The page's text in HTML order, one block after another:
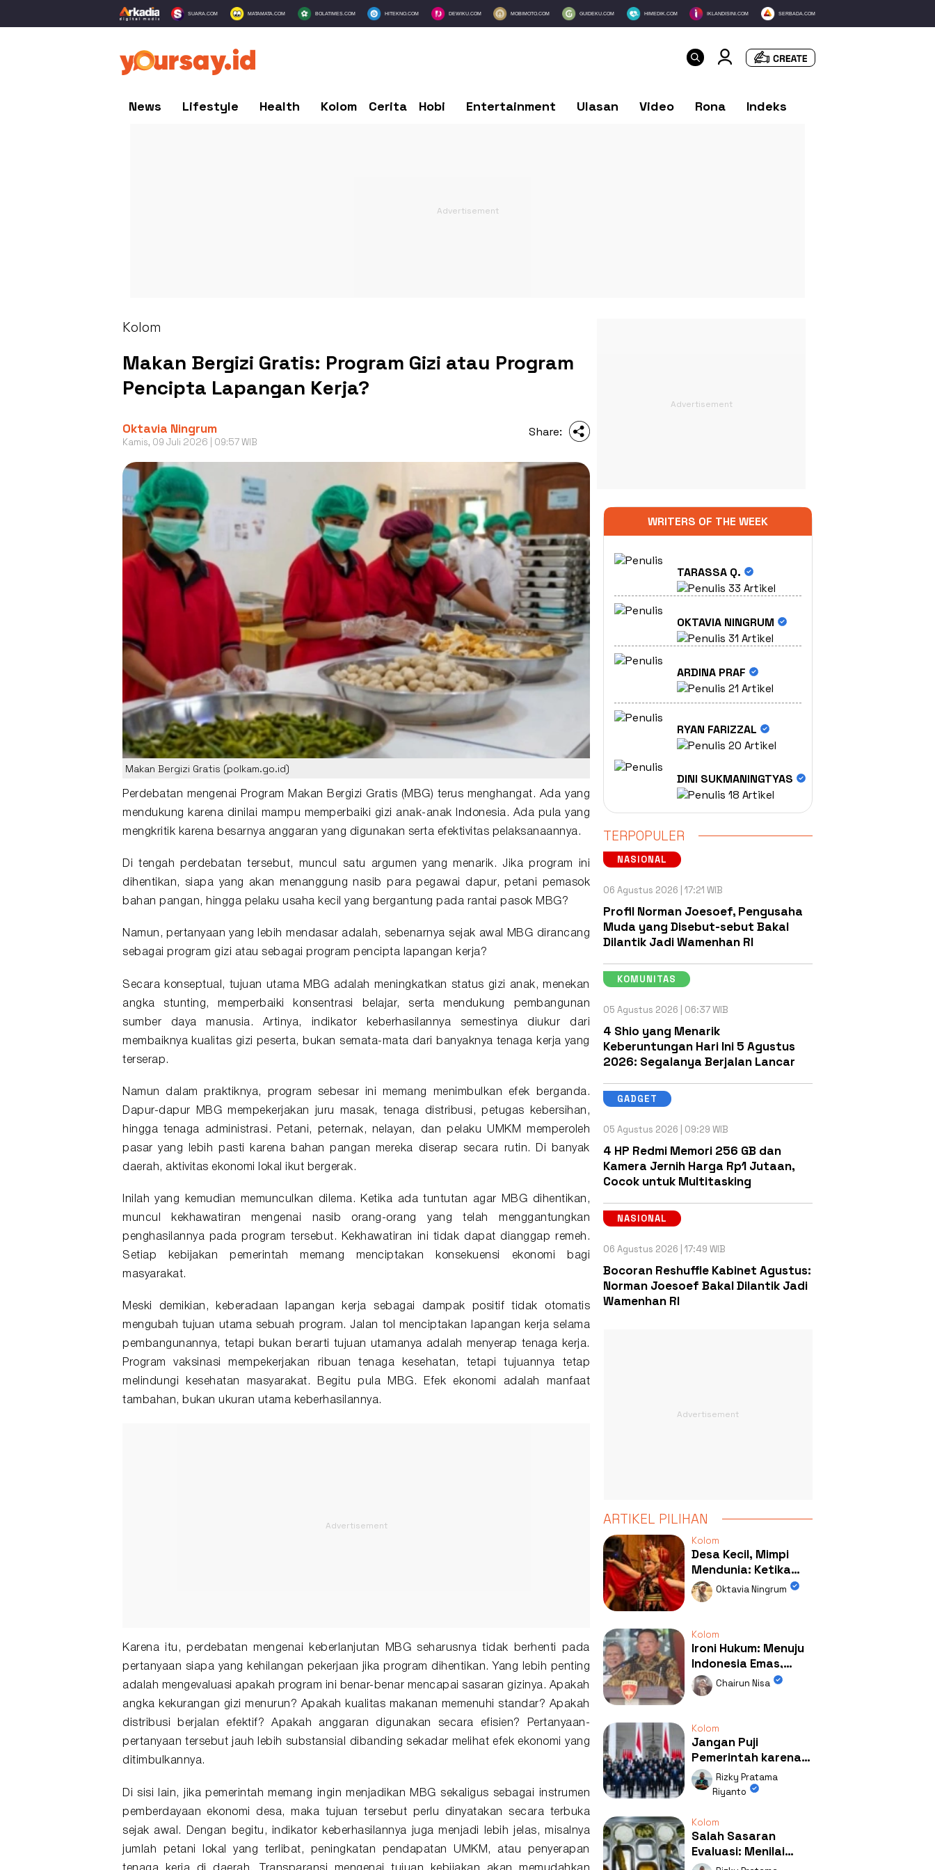
SUARA.COM MATAMATA.COM BOLATIMES.COM HITEKNO.COM DEWIKU.COM MOBIMOTO.COM GUIDEKU.COM HIMEDIK.COM IKLANDISINI.COM SERBADA.COM
News Lifestyle Health Kolom Cerita Hobi Entertainment Ulasan Video Rona Indeks
Kolom
Makan Bergizi Gratis: Program Gizi atau Program
Pencipta Lapangan Kerja?
Oktavia Ningrum
Kamis, 09 Juli 2026 | 09:57 WIB
Share:
Makan Bergizi Gratis (polkam.go.id)
Perdebatan mengenai Program Makan Bergizi Gratis ( MBG) terus menghangat. Ada yang
mendukung karena dinilai mampu memperbaiki
gizi
anak-anak Indonesia. Ada pula yang
mengkritik karena besarnya anggaran yang digunakan serta efektivitas pelaksanaannya.
Di tengah perdebatan tersebut, muncul satu argumen yang menarik. Jika program ini
dihentikan, siapa yang akan menanggung nasib para pegawai dapur, petani pemasok
bahan pangan, hingga pelaku usaha kecil yang bergantung pada rantai pasok MBG?
Namun, pertanyaan yang lebih mendasar adalah, sebenarnya sejak awal MBG dirancang
sebagai program gizi atau sebagai program pencipta
lapangan kerja?
Secara konseptual, tujuan utama MBG adalah meningkatkan status gizi anak, menekan
angka stunting, memperbaiki konsentrasi belajar, serta mendukung pembangunan
sumber daya manusia. Artinya, indikator keberhasilannya semestinya diukur dari
membaiknya kualitas gizi peserta, bukan semata-mata dari banyaknya tenaga kerja yang
terserap.
Namun dalam praktiknya, program sebesar ini memang menimbulkan efek berganda.
Dapur-dapur MBG mempekerjakan juru masak, tenaga distribusi, petugas kebersihan,
hingga tenaga administrasi. Petani, peternak, nelayan, dan pelaku UMKM memperoleh
pasar yang lebih pasti karena bahan pangan mereka diserap secara rutin. Di banyak
daerah, aktivitas ekonomi lokal ikut bergerak.
Inilah yang kemudian memunculkan dilema. Ketika ada tuntutan agar MBG dihentikan,
muncul kekhawatiran mengenai nasib orang-orang yang telah menggantungkan
penghasilannya pada program tersebut. Kekhawatiran ini tidak dapat dianggap remeh.
Setiap kebijakan pemerintah memang menciptakan konsekuensi ekonomi bagi
masyarakat.
Meski demikian, keberadaan lapangan kerja sebagai dampak positif tidak otomatis
mengubah tujuan utama sebuah program. Jalan tol menciptakan lapangan kerja selama
pembangunannya, tetapi bukan berarti tujuan utamanya adalah menyerap tenaga kerja.
Program vaksinasi mempekerjakan ribuan tenaga kesehatan, tetapi tujuannya tetap
melindungi kesehatan masyarakat. Begitu pula MBG. Efek ekonomi adalah manfaat
tambahan, bukan ukuran utama keberhasilannya.
Karena itu, perdebatan mengenai keberlanjutan MBG seharusnya tidak berhenti pada
pertanyaan siapa yang kehilangan pekerjaan jika program dihentikan. Yang lebih penting
adalah mengevaluasi apakah program ini benar-benar mencapai sasaran gizinya. Apakah
angka kekurangan gizi menurun? Apakah kualitas makanan memenuhi standar? Apakah
distribusi berjalan efektif? Apakah anggaran digunakan secara efisien? Pertanyaan-
pertanyaan tersebut jauh lebih substansial dibanding sekadar melihat efek ekonomi yang
ditimbulkannya.
Di sisi lain, jika pemerintah memang ingin menjadikan MBG sekaligus sebagai instrumen
pemberdayaan ekonomi desa, maka tujuan tersebut perlu dinyatakan secara terbuka
sejak awal. Dengan begitu, indikator keberhasilannya juga menjadi lebih jelas, misalnya
jumlah petani lokal yang terlibat, peningkatan pendapatan UMKM, atau penyerapan
WRITERS OF THE WEEK
TARASSA Q.
33 Artikel
OKTAVIA NINGRUM
31 Artikel
ARDINA PRAF
21 Artikel
RYAN FARIZZAL
20 Artikel
DINI SUKMANINGTYAS
18 Artikel
TERPOPULER
NASIONAL
06 Agustus 2026 | 17:21 WIB
Profil Norman Joesoef, Pengusaha
Muda yang Disebut-sebut Bakal
Dilantik Jadi Wamenhan RI
KOMUNITAS
05 Agustus 2026 | 06:37 WIB
4 Shio yang Menarik
Keberuntungan Hari Ini 5 Agustus
2026: Segalanya Berjalan Lancar
GADGET
05 Agustus 2026 | 09:29 WIB
4 HP Redmi Memori 256 GB dan
Kamera Jernih Harga Rp1 Jutaan,
Cocok untuk Multitasking
NASIONAL
06 Agustus 2026 | 17:49 WIB
Bocoran Reshuffle Kabinet Agustus:
Norman Joesoef Bakal Dilantik Jadi
Wamenhan RI
ARTIKEL PILIHAN
Kolom
Desa Kecil, Mimpi
Mendunia: Ketika
Kolaborasi
Mengubah Wajah
Oktavia Ningrum
Kolom
Ironi Hukum: Menuju
Indonesia Emas,
Ternyata Emasnya
Ada di Rumah Febrie!
Chairun Nisa
Kolom
Jangan Puji
Pemerintah karena
Kerja: Mengapa
Publik Begitu Mudah
Rizky Pratama
Riyanto
Kolom
Salah Sasaran
Evaluasi: Menilai
Program MBG Lewat